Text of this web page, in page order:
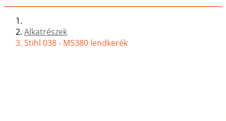
Alkatrészek
Stihl 038 - MS380 lendkerék